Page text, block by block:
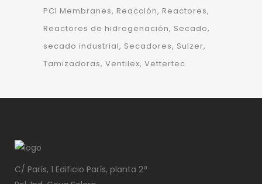
PCI Membranes Reacción Reactores
Reactores de hidrogenación Secado
secado industrial Secadores Sulzer
Tamizadoras Ventilex Vettertec
C/ París, 1 Edificio París, planta 2ª